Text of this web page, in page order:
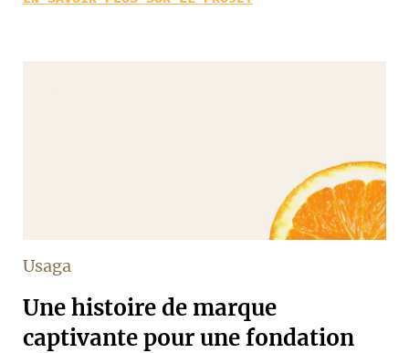
Usaga
Une histoire de marque
captivante pour une fondation